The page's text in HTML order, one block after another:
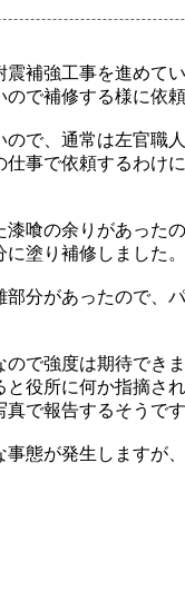
震補強工事を進めて
で補修する様に依
ので、通常は左官職
仕事で依頼するわけ
漆喰の余りがあった
塗り補修しました。
部分があったので、
ので強度は期待でき
と役所に何か指摘さ
で報告するそうです
事態が発生しますが